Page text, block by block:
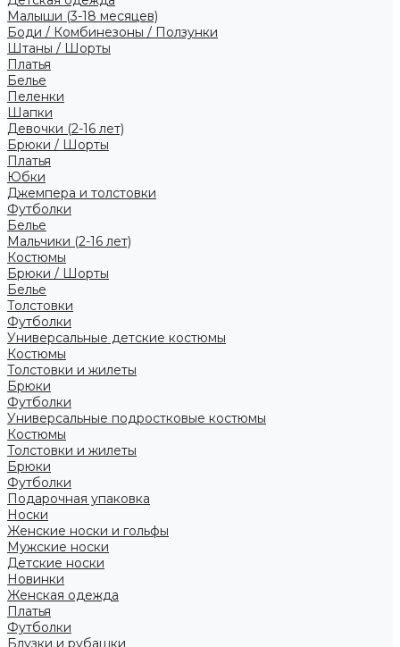
Малыши (3-18 месяцев)
Боди / Комбинезоны / Ползунки
Штаны / Шорты
Платья
Белье
Пеленки
Шапки
Девочки (2-16 лет)
Брюки / Шорты
Платья
Юбки
Джемпера и толстовки
Футболки
Белье
Мальчики (2-16 лет)
Костюмы
Брюки / Шорты
Белье
Толстовки
Футболки
Универсальные детские костюмы
Костюмы
Толстовки и жилеты
Брюки
Футболки
Универсальные подростковые костюмы
Костюмы
Толстовки и жилеты
Брюки
Футболки
Подарочная упаковка
Носки
Женские носки и гольфы
Мужские носки
Детские носки
Новинки
Женская одежда
Платья
Футболки
Блузки и рубашки